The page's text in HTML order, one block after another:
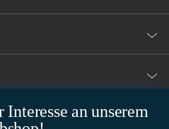
an unserem